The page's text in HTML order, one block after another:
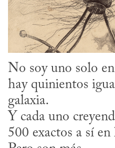
No soy uno solo
hay quinientos
galaxia.
Y cada uno
500 exactos a sí en